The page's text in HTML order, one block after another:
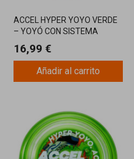
ACCEL HYPER YOYO VERDE
– YOYÓ CON SISTEMA
RÁPIDOS Y FÁCILES
16,99 €
Añadir al carrito